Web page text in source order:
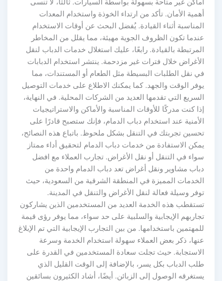
أماكن غير متاحة بسهولة بواسطة السيارات. ثالثًا، لا تنسى
أهمية الأمان. تأكد من ارتداء الخوذة واستخدام المعدات
المناسبة أثناء القيادة. يُفضل البحث عن أوقات الاستخدام
عندما تكون الظروف الجوية مهيئة، مما يقلل من المخاطر
المرتبطة بالقيادة. رابعًا، عليك استغلال خدمات الدباب لنقل
الأغراض خلال فترات غير مزدحمة. ينتشر استخدام الدبابات
في نقل الطلبات البسيطة مثل الطعام أو المستندات، مما
يوفر الوقت والجهد. كما يمكنك الاطلاع على خدمات التوصيل
السريع التي تقدمها العديد من الشركات المحلية. في النهاية،
إذا كنت مدركًا للأوقات المناسبة والأماكن والاستراتيجيات
الأمنية عند استخدام دباب الدمام، فإنك ستصبح قادرًا على
تحسين تجربتك في التنقل بشكل ملحوظ. باتباع هذه النصائح،
يمكن الاستفادة من خدمات دباب الدمام لتحقيق أداء ممتاز
سواء في التنقل أو نقل الأغراض. تجارب العملاء مع افضل
دباب مشاوير ونقل أغراض تعد دباب الدمام واحدة من
الخدمات المميزة في المنطقة الشرقية من السعودية، حيث
توفر وسيلة فعالة لنقل الأغراض والتنقل في المدينة.
تستقطب هذه الخدمة العديد من المستخدمين الذين يشاركون
تجاربهم الإيجابية والسلبية على حد سواء، مما يوفر رؤى قيمة
للمهتمين باستخدامها. من بين التجارب الإيجابية التي تم الإبلاغ
عنها، ذكر بعض العملاء سهولة استخدام الخدمة وسرعة
الاستجابة. حيث تجلت سعادة المستخدمين في القدرة على
طلب الدباب بكل يسر، بالإضافة إلى الوقت القليل الذي
يستغرقه الوصول إلى الزبائن. أيضًا، أشاد الكثيرون بسائقين